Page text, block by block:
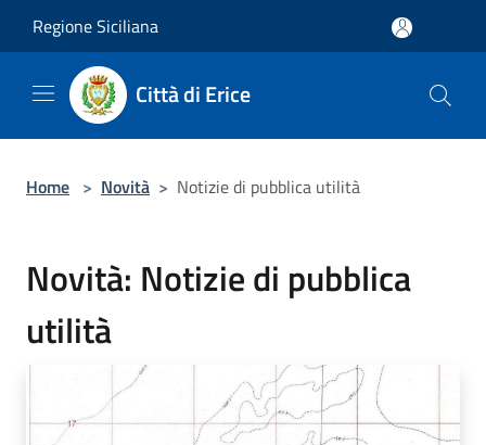
Regione Siciliana
Città di Erice
Home > Novità > Notizie di pubblica utilità
Novità: Notizie di pubblica
utilità